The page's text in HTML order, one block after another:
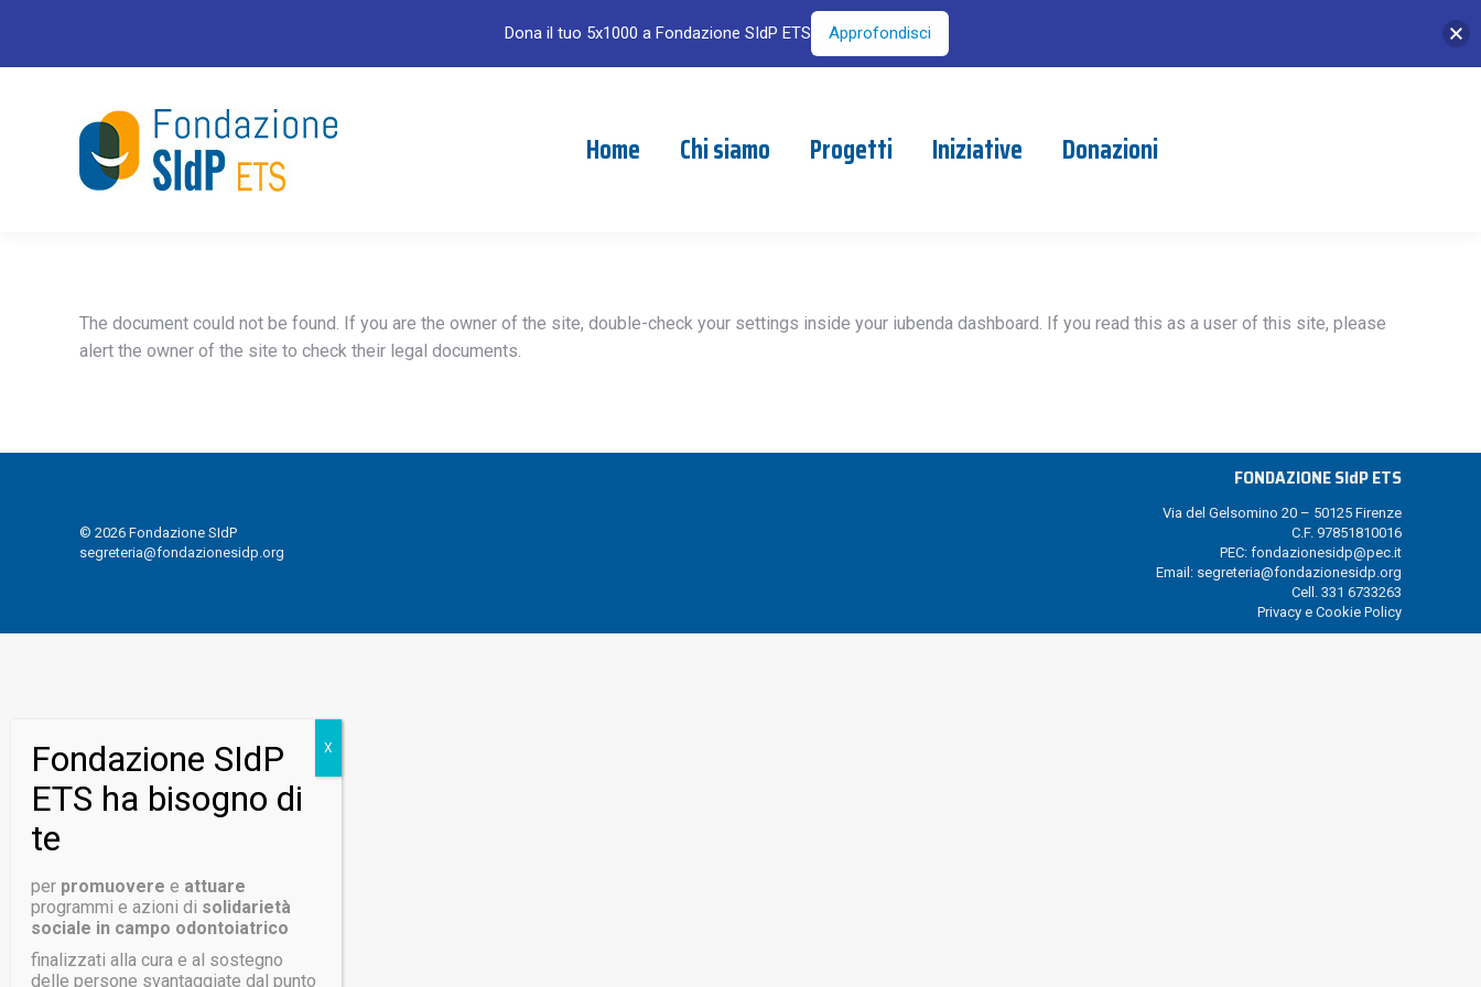
Home Chi siamo Progetti Iniziative Donazioni
The document could not be found. If you are the owner of the site, double-check your settings inside your iubenda dashboard. If you read this as a user of this site, please
alert the owner of the site to check their legal documents.
© 2026 Fondazione SIdP
segreteria@fondazionesidp.org
FONDAZIONE SldP ETS
Via del Gelsomino 20 – 50125 Firenze
C.F. 97851810016
PEC: fondazionesidp@pec.it
Email: segreteria@fondazionesidp.org
Cell. 331 6733263
Privacy e Cookie Policy
Dona il tuo 5x1000 a Fondazione SIdP ETS Approfondisci
per promuovere e attuare
programmi e azioni di solidarietà
sociale in campo odontoiatrico
finalizzati alla cura e al sostegno
delle persone svantaggiate dal punto